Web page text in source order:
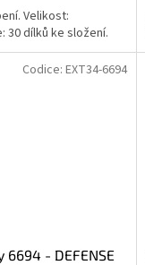
Velikost:
30 dílků ke složení.
- DEFENSE
Codice: EXT34-6694